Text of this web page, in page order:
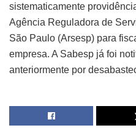
sistematicamente
Agência Reguladora de
São Paulo (Arsesp) para
empresa. A Sabesp já foi
anteriormente por